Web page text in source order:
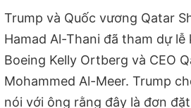
Trump và Quốc vương Qatar
Hamad Al-Thani đã tham dự lễ
Boeing Kelly Ortberg và CEO
Mohammed Al-Meer. Trump
nói với ông rằng đây là đơn